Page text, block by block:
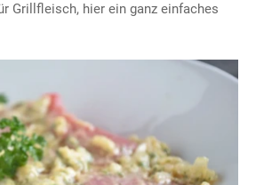
Grillfleisch, hier ein ganz einfaches